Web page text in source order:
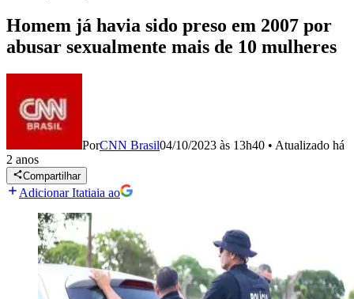
Homem já havia sido preso em 2007 por
abusar sexualmente mais de 10 mulheres
PorCNN Brasil04/10/2023 às 13h40 • Atualizado há
2 anos
Compartilhar
Adicionar Itatiaia ao